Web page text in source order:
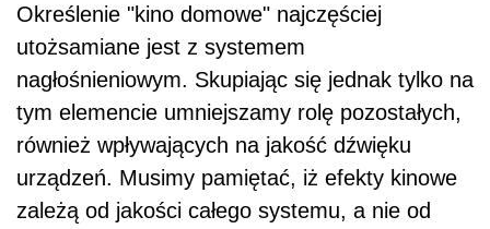
Określenie "kino domowe" najczęściej
utożsamiane jest z systemem
nagłośnieniowym. Skupiając się jednak tylko na
tym elemencie umniejszamy rolę pozostałych,
również wpływających na jakość dźwięku
urządzeń. Musimy pamiętać, iż efekty kinowe
zależą od jakości całego systemu, a nie od